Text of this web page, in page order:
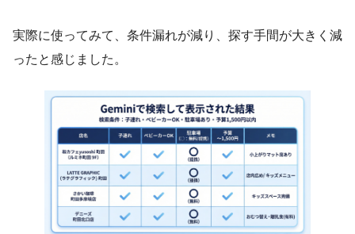
実際に使ってみて、条件漏れが減り、探す手間が大きく減
ったと感じました。